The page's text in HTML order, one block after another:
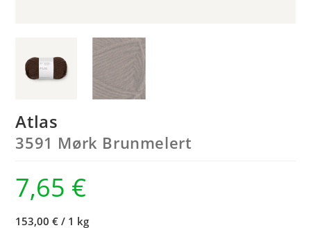
Atlas
3591 Mørk Brunmelert
7,65 €
153,00 € / 1 kg